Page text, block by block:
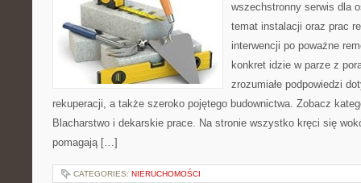
wszechstronny serwis dla
temat instalacji oraz prac
interwencji po poważne
konkret idzie w parze z
zrozumiałe podpowiedzi
rekuperacji, a także szeroko pojętego budownictwa. Zobacz
Blacharstwo i dekarskie prace. Na stronie wszystko kręci się
pomagają […]
CATEGORIES: NIERUCHOMOŚCI